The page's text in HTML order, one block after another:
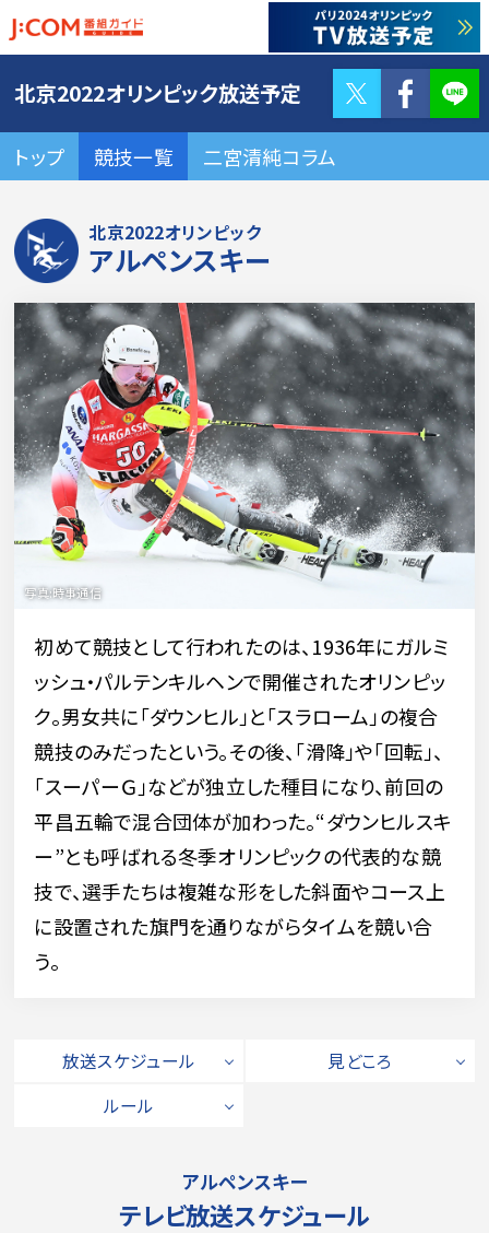
北京2022オリンピック放送予定
トップ 競技一覧 二宮清純コラム
Twitter
北京2022オリンピック
アルペンスキー
初めて競技として行われたのは、1936年にガルミ
ッシュ・パルテンキルヘンで開催されたオリンピッ
ク。男女共に「ダウンヒル」と「スラローム」の複合
競技のみだったという。その後、「滑降」や「回転」、
「スーパーＧ」などが独立した種目になり、前回の
平昌五輪で混合団体が加わった。“ダウンヒルスキ
ー”とも呼ばれる冬季オリンピックの代表的な競
技で、選手たちは複雑な形をした斜面やコース上
に設置された旗門を通りながらタイムを競い合
う。
放送スケジュール
見どころ
ルール
アルペンスキー
テレビ放送スケジュール